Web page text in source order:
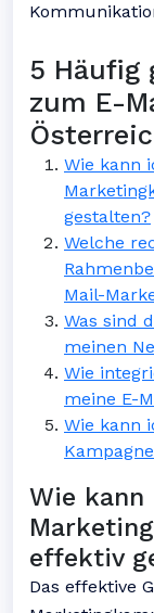
5 Häufig
zum E-
Wie kann
gestalten?
Welche
Mail-
Was sind
meinen
Wie
meine E-
Wie kann
Wie
effektiv
Das effektive